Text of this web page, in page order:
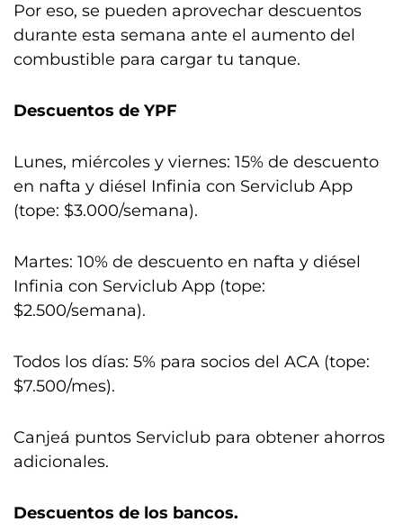
Por eso, se pueden aprovechar descuentos
durante esta semana ante el aumento del
combustible para cargar tu tanque.
Descuentos de YPF
Lunes, miércoles y viernes: 15% de descuento
en nafta y diésel Infinia con Serviclub App
(tope: $3.000/semana).
Martes: 10% de descuento en nafta y diésel
Infinia con Serviclub App (tope:
$2.500/semana).
Todos los días: 5% para socios del ACA (tope:
$7.500/mes).
Canjeá puntos Serviclub para obtener ahorros
adicionales.
Descuentos de los bancos.